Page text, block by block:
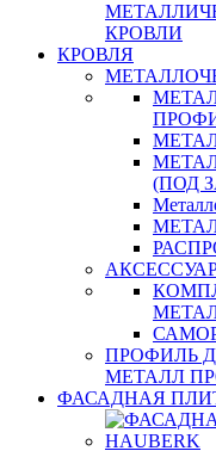
КРОВЛИ
КРОВЛЯ
(ПОД
ПРОФИЛЬ
МЕТАЛЛ
ФАСАДНАЯ